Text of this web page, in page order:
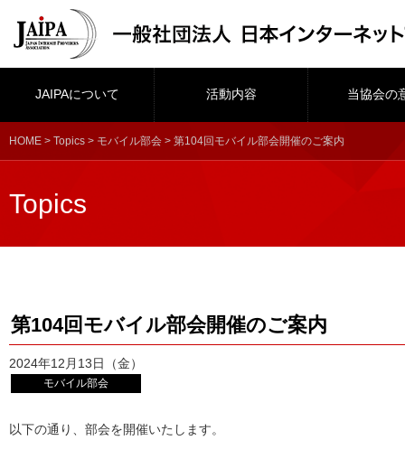
JAIPAについて 活動内容 当協会の
HOME > Topics > モバイル部会 > 第104回モバイル部会開催のご案内
Topics
第104回モバイル部会開催のご案内
2024年12月13日（金）
モバイル部会
以下の通り、部会を開催いたします。